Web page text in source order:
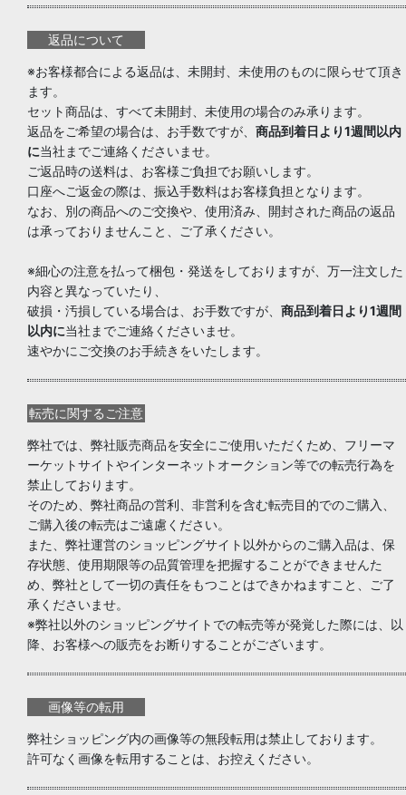
返品について
※お客様都合による返品は、未開封、未使用のものに限らせて頂き
ます。
セット商品は、すべて未開封、未使用の場合のみ承ります。
返品をご希望の場合は、お手数ですが、 商品到着日より1週間以内
に当社までご連絡くださいませ。
ご返品時の送料は、お客様ご負担でお願いします。
口座へご返金の際は、振込手数料はお客様負担となります。
なお、別の商品へのご交換や、使用済み、開封された商品の返品
は承っておりませんこと、ご了承ください。
※細心の注意を払って梱包・発送をしておりますが、万一注文した
内容と異なっていたり、
破損・汚損している場合は、お手数ですが、 商品到着日より1週間
以内に当社までご連絡くださいませ。
速やかにご交換のお手続きをいたします。
転売に関するご注意
弊社では、弊社販売商品を安全にご使用いただくため、フリーマ
ーケットサイトやインターネットオークション等での転売行為を
禁止しております。
そのため、弊社商品の営利、非営利を含む転売目的でのご購入、
ご購入後の転売はご遠慮ください。
また、弊社運営のショッピングサイト以外からのご購入品は、保
存状態、使用期限等の品質管理を把握することができませんた
め、弊社として一切の責任をもつことはできかねますこと、ご了
承くださいませ。
※弊社以外のショッピングサイトでの転売等が発覚した際には、以
降、お客様への販売をお断りすることがございます。
画像等の転用
弊社ショッピング内の画像等の無段転用は禁止しております。
許可なく画像を転用することは、お控えください。